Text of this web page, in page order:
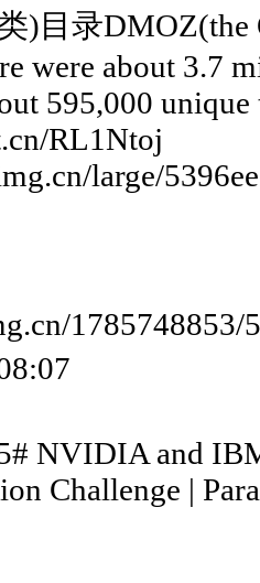
)目录
were about 3.7
595,000
RL1Ntoj
large/
NVIDIA and
Challenge |